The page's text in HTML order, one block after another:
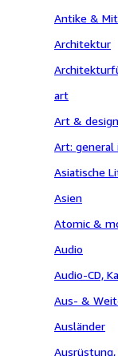
Antike &
Architektur
art
Art &
Art: general
Asiatische
Asien
Atomic &
Audio
Audio-CD,
Aus- &
Ausländer